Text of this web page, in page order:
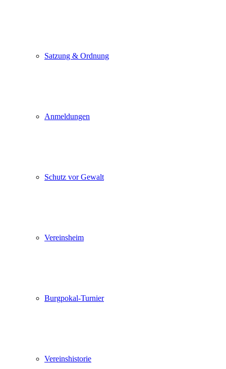
Satzung & Ordnung
Anmeldungen
Schutz vor Gewalt
Vereinsheim
Burgpokal-Turnier
Vereinshistorie